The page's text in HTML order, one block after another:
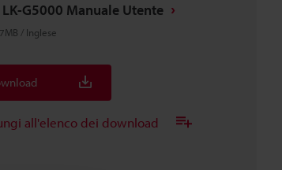
LK-G5000 Manuale Utente
/ Inglese
all'elenco dei download